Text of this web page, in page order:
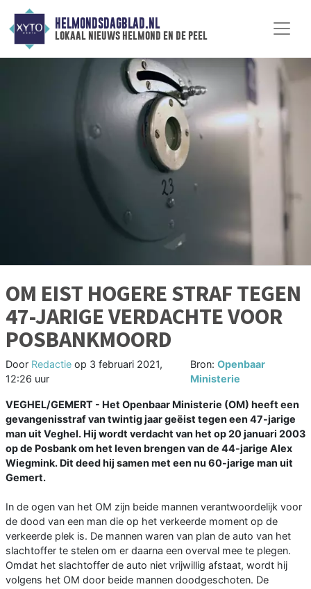
HELMONDSDAGBLAD.NL
lokaal nieuws helmond en de peel
OM EIST HOGERE STRAF TEGEN
47-JARIGE VERDACHTE VOOR
POSBANKMOORD
Door Redactie op 3 februari 2021,
12:26 uur
Bron: Openbaar
Ministerie
VEGHEL/GEMERT - Het Openbaar Ministerie (OM) heeft een
gevangenisstraf van twintig jaar geëist tegen een 47-jarige
man uit Veghel. Hij wordt verdacht van het op 20 januari 2003
op de Posbank om het leven brengen van de 44-jarige Alex
Wiegmink. Dit deed hij samen met een nu 60-jarige man uit
Gemert.
In de ogen van het OM zijn beide mannen verantwoordelijk voor
de dood van een man die op het verkeerde moment op de
verkeerde plek is. De mannen waren van plan de auto van het
slachtoffer te stelen om er daarna een overval mee te plegen.
Omdat het slachtoffer de auto niet vrijwillig afstaat, wordt hij
volgens het OM door beide mannen doodgeschoten. De